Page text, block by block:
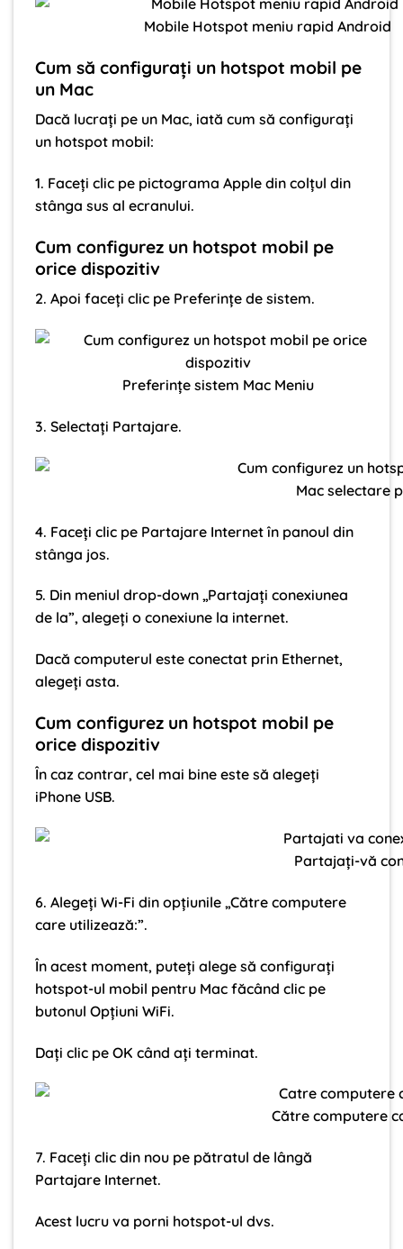
Mobile Hotspot meniu rapid Android
Cum să configurați un hotspot mobil pe
un Mac
Dacă lucrați pe un Mac, iată cum să configurați
un hotspot mobil:
1. Faceți clic pe pictograma Apple din colțul din
stânga sus al ecranului.
Cum configurez un hotspot mobil pe
orice dispozitiv
2. Apoi faceți clic pe Preferințe de sistem.
Preferințe sistem Mac Meniu
3. Selectați Partajare.
Mac selectare
4. Faceți clic pe Partajare Internet în panoul din
stânga jos.
5. Din meniul drop-down „Partajați conexiunea
de la”, alegeți o conexiune la internet.
Dacă computerul este conectat prin Ethernet,
alegeți asta.
Cum configurez un hotspot mobil pe
orice dispozitiv
În caz contrar, cel mai bine este să alegeți
iPhone USB.
Partajați-vă
6. Alegeți Wi-Fi din opțiunile „Către computere
care utilizează:”.
În acest moment, puteți alege să configurați
hotspot-ul mobil pentru Mac făcând clic pe
butonul Opțiuni WiFi.
Dați clic pe OK când ați terminat.
Către computere
7. Faceți clic din nou pe pătratul de lângă
Partajare Internet.
Acest lucru va porni hotspot-ul dvs.